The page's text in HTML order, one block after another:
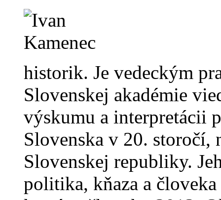
historik. Je vedeckým
Slovenskej akadémie
výskumu a interpretácii
Slovenska v 20.
Slovenskej republiky.
politika, kňaza a